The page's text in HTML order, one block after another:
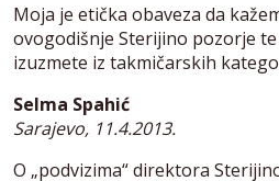
Moja je etička obaveza da
ovogodišnje Sterijino pozorje te
izuzmete iz takmičarskih
Selma Spahić
Sarajevo, 11.4.2013.
O „podvizima“ direktora